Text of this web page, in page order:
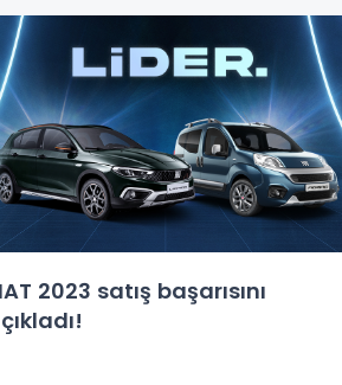
2023 satış başarısını